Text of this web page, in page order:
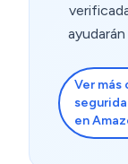
Ver más
en